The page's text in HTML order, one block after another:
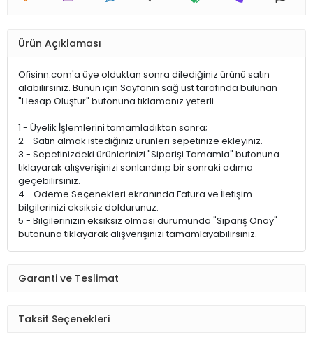
Ürün Açıklaması
Ofisinn.com'a üye olduktan sonra dilediğiniz ürünü satın
alabilirsiniz. Bunun için Sayfanın sağ üst tarafında bulunan
"Hesap Oluştur" butonuna tıklamanız yeterli.
1 - Üyelik İşlemlerini tamamladıktan sonra;
2 - Satın almak istediğiniz ürünleri sepetinize ekleyiniz.
3 - Sepetinizdeki ürünlerinizi "Siparişi Tamamla" butonuna
tıklayarak alışverişinizi sonlandırıp bir sonraki adıma
geçebilirsiniz.
4 - Ödeme Seçenekleri ekranında Fatura ve İletişim
bilgilerinizi eksiksiz doldurunuz.
5 - Bilgilerinizin eksiksiz olması durumunda "Sipariş Onay"
butonuna tıklayarak alışverişinizi tamamlayabilirsiniz.
Garanti ve Teslimat
Taksit Seçenekleri